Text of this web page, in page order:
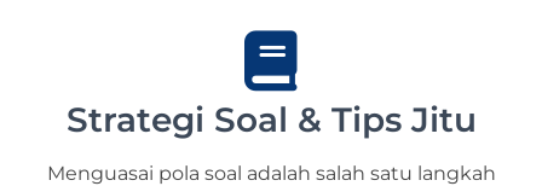
Akademi Taruna siap membantu
siswa-siswi dari seluruh Indonesia
mewujudkan impian menjadi Taruna,
Abdi Negara, serta prajurit terbaik
bangsa.
Strategi Soal & Tips Jitu
Menguasai pola soal adalah salah satu langkah